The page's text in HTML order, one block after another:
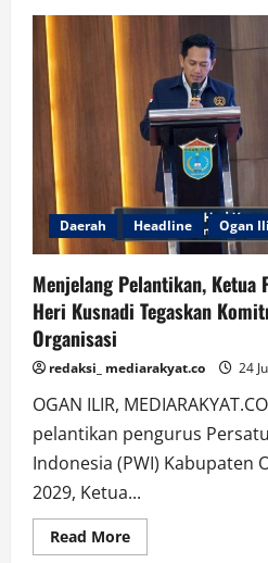
dengan
Ilir,
Bupati
Panca
Siap
Bersinergi
Daerah Headline Ogan
Menjelang Pelantikan, Ketua
Heri Kusnadi Tegaskan
Organisasi
redaksi_ mediarakyat.co 24
OGAN ILIR,
pelantikan pengurus
Indonesia (PWI) Kabupaten
2029, Ketua...
Read MoreRead
more